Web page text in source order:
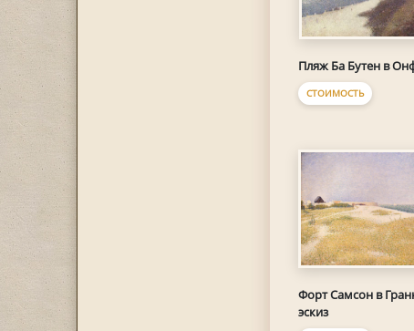
Пляж Ба Бутен в
СТОИМОСТЬ
Форт Самсон в
эскиз